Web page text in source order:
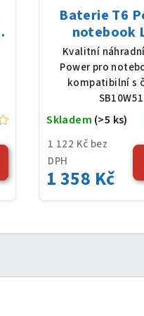
Baterie T6
notebook
15,48 V, 3392
Wh),
Kvalitní
Power pro
kompatibilní s
1 122 Kč bez
DPH
1 358 Kč
Skladem (>5 ks)